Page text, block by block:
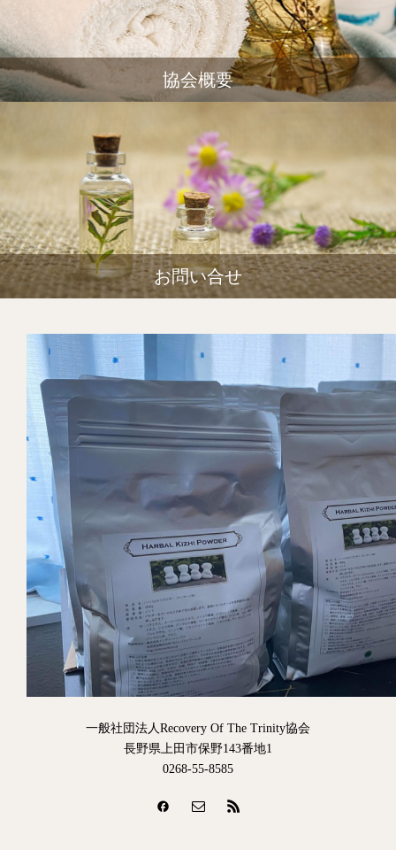
協会概要
お問い合せ
一般社団法人Recovery Of The Trinity協会
長野県上田市保野143番地1
0268-55-8585